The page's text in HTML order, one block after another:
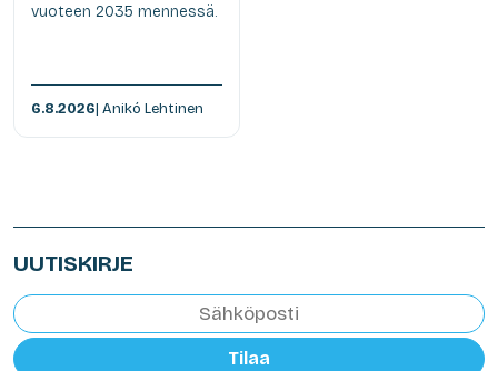
vuoteen 2035 mennessä.
6.8.2026| Anikó Lehtinen
UUTISKIRJE
Tilaa